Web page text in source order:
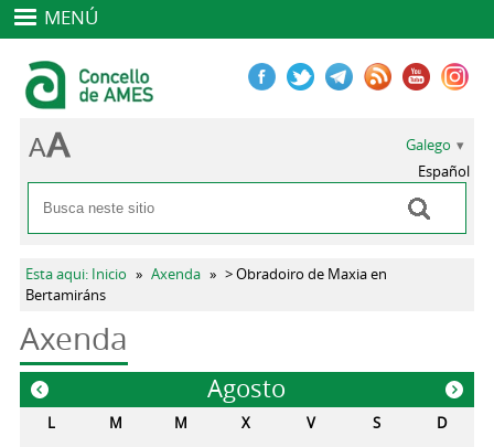
MENÚ
Formulario de busca
Buscar
Galego
Español
Vostede está aquí
Esta aqui: Inicio » Axenda » > Obradoiro de Maxia en
Bertamiráns
Axenda
Agosto
« »
L M M X V S
D